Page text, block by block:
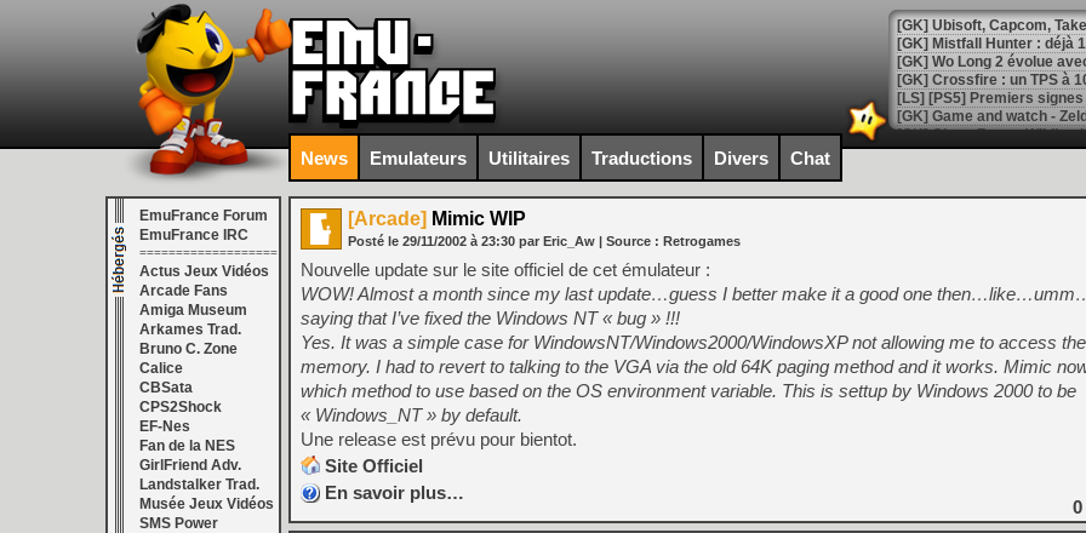
[GK] Mistfall Hunter : déjà
[GK] Wo Long 2 évolue
[GK] Crossfire : un TPS à
[LS] [PS5] Premiers
[Mo5] DOOM arrive en
[GK] Bethesda fête les 30
[GK] Roblox : l'action en
[GK] Agenda - GeForce
[GK] Devolver Digital en a
[LS] [PS5] ps5-y2jb-
[GK] Pourquoi Marvel
[GK] Test : Restory : Chill
[GK] GTA 6 : Rockstar
[GK] Hot Wheels Infinite
[GK] Mémoire cash -
[GK] Résultats Nintendo :
News Emulateurs Utilitaires Traductions Divers Chat
EmuFrance Forum
EmuFrance IRC
===================
Actus Jeux Vidéos
Arcade Fans
Amiga Museum
Arkames Trad.
Bruno C. Zone
Calice
CBSata
CPS2Shock
EF-Nes
Fan de la NES
GirlFriend Adv.
Landstalker Trad.
Musée Jeux Vidéos
SMS Power
[Arcade] Mimic WIP
Posté le 29/11/2002 à 23:30 par Eric_Aw | Source : Retrogames
Nouvelle update sur le site officiel de cet émulateur :
WOW! Almost a month since my last update…guess I better make it a good one
saying that I’ve fixed the Windows NT « bug » !!!
Yes. It was a simple case for WindowsNT/Windows2000/WindowsXP not allowing me to access
memory. I had to revert to talking to the VGA via the old 64K paging method and it works. Mimic
which method to use based on the OS environment variable. This is settup by Windows 2000 to be
« Windows_NT » by default.
Une release est prévu pour bientot.
Site Officiel
En savoir plus…
0